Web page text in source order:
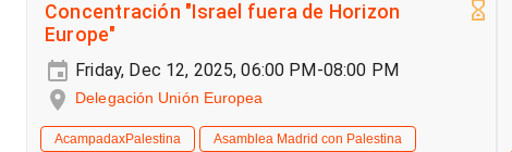
Concentración "Israel fuera de Horizon
Europe"
Friday, Dec 12, 2025, 06:00 PM-08:00 PM
Delegación Unión Europea
AcampadaxPalestina
Asamblea Madrid con Palestina